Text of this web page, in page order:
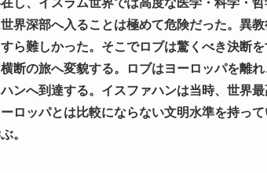
界深部へ入ることは極めて危険だった。異
すら難しかった。そこでロブは驚くべき決断
断の旅へ変貌する。ロブはヨーロッパを離
ンへ到達する。イスファハンは当時、世界
ーロッパとは比較にならない文明水準を持っ
。